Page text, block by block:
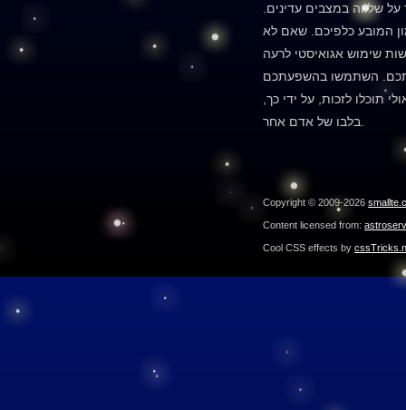
שלווה במצבים עדינים.
המובע כלפיכם. שאם לא
שימוש אגואיסטי לרעה
השתמשו בהשפעתכם
תוכלו לזכות, על ידי כך,
Copyright © 2009-2026
Content licensed from:
Cool CSS effects by